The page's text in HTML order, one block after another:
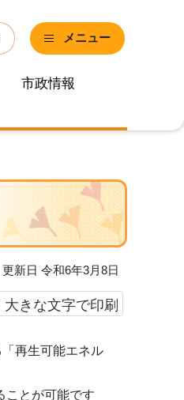
メニュー
市政情報
新日 令和6年3月8日
大きな文字で印刷
再生可能エネル
ことが可能です